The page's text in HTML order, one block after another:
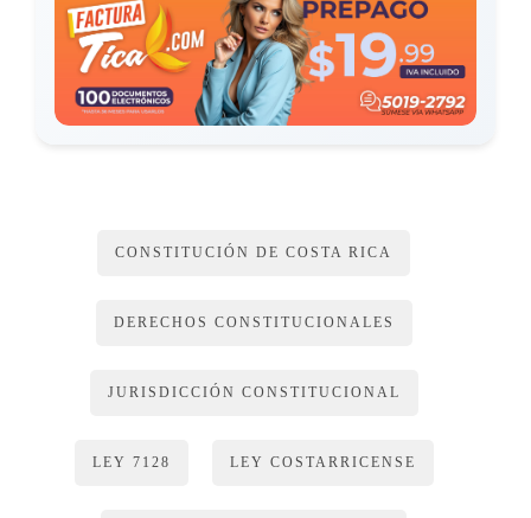
CONSTITUCIÓN DE COSTA RICA
DERECHOS CONSTITUCIONALES
JURISDICCIÓN CONSTITUCIONAL
LEY 7128 LEY COSTARRICENSE